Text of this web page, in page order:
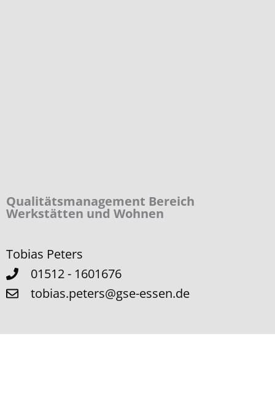
Qualitäts­management Bereich
Werkstätten und Wohnen
Tobias Peters
01512 - 1601676
tobias.peters@gse-essen.de